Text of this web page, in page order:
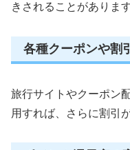
きされることがあります
各種クーポンや割
旅行サイトやクーポン
用すれば、さらに割引